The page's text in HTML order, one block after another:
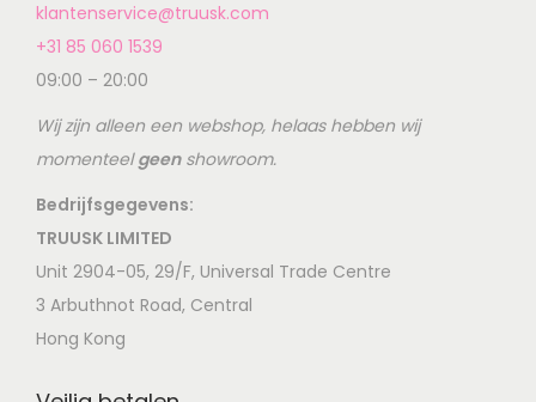
klantenservice@truusk.com
+31 85 060 1539
09:00 – 20:00
Wij zijn alleen een webshop, helaas hebben wij
momenteelgeenshowroom.
Bedrijfsgegevens:
TRUUSK LIMITED
Unit 2904-05, 29/F, Universal Trade Centre
3 Arbuthnot Road, Central
Hong Kong